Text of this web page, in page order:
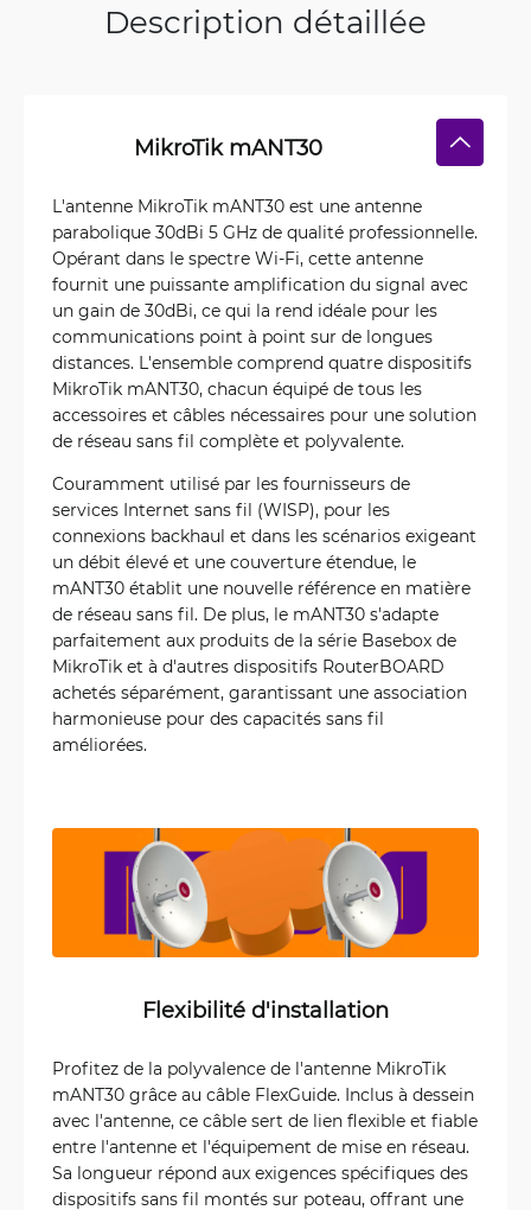
Description détaillée
MikroTik mANT30
L'antenne MikroTik mANT30 est une antenne
parabolique 30dBi 5 GHz de qualité professionnelle.
Opérant dans le spectre Wi-Fi, cette antenne
fournit une puissante amplification du signal avec
un gain de 30dBi, ce qui la rend idéale pour les
communications point à point sur de longues
distances. L'ensemble comprend quatre dispositifs
MikroTik mANT30, chacun équipé de tous les
accessoires et câbles nécessaires pour une solution
de réseau sans fil complète et polyvalente.
Couramment utilisé par les fournisseurs de
services Internet sans fil (WISP), pour les
connexions backhaul et dans les scénarios exigeant
un débit élevé et une couverture étendue, le
mANT30 établit une nouvelle référence en matière
de réseau sans fil. De plus, le mANT30 s'adapte
parfaitement aux produits de la série Basebox de
MikroTik et à d'autres dispositifs RouterBOARD
achetés séparément, garantissant une association
harmonieuse pour des capacités sans fil
améliorées.
Flexibilité d'installation
Profitez de la polyvalence de l'antenne MikroTik
mANT30 grâce au câble FlexGuide. Inclus à dessein
avec l'antenne, ce câble sert de lien flexible et fiable
entre l'antenne et l'équipement de mise en réseau.
Sa longueur répond aux exigences spécifiques des
dispositifs sans fil montés sur poteau, offrant une